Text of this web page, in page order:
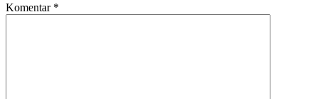
Komentar *